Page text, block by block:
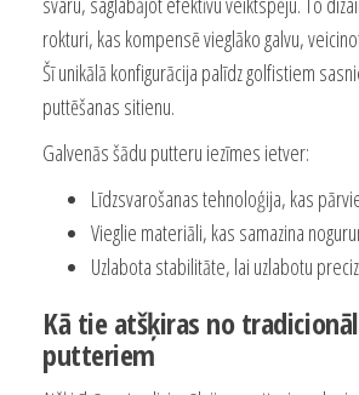
rokturi, kas kompensē vieglāko galvu,
Šī unikālā konfigurācija palīdz golfistiem
puttēšanas sitienu.
Galvenās šādu putteru iezīmes ietver:
Līdzsvarošanas tehnoloģija, kas
Vieglie materiāli, kas samazina
Uzlabota stabilitāte, lai uzlabotu
Kā tie atšķiras no
putteriem